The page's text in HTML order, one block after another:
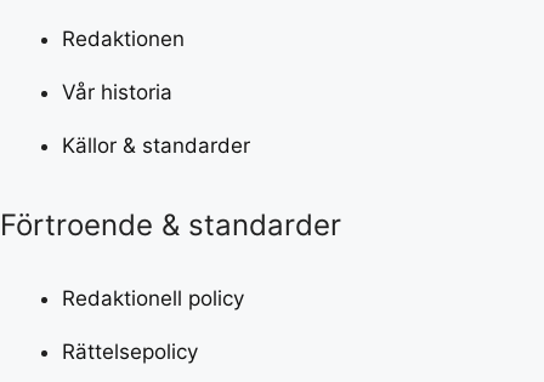
Redaktionen
Vår historia
Källor & standarder
Förtroende & standarder
Redaktionell policy
Rättelsepolicy